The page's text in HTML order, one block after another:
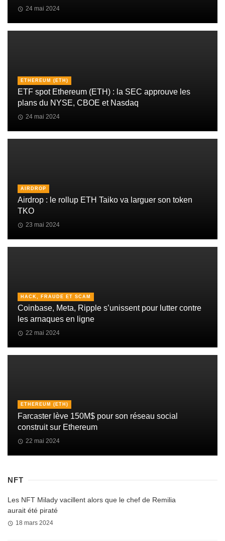
24 mai 2024
ETHEREUM (ETH)
ETF spot Ethereum (ETH) : la SEC approuve les
plans du NYSE, CBOE et Nasdaq
24 mai 2024
AIRDROP
Airdrop : le rollup ETH Taiko va larguer son token
TKO
23 mai 2024
HACK, FRAUDE ET SCAM
Coinbase, Meta, Ripple s’unissent pour lutter contre
les arnaques en ligne
22 mai 2024
ETHEREUM (ETH)
Farcaster lève 150M$ pour son réseau social
construit sur Ethereum
22 mai 2024
NFT
Les NFT Milady vacillent alors que le chef de Remilia
aurait été piraté
18 mars 2024